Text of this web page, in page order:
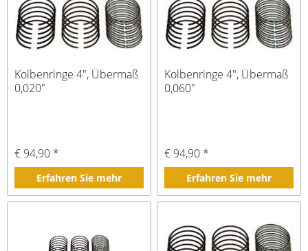
Kolbenringe 4", Übermaß
0,020"
€ 94,90 *
Erfahren Sie mehr
Kolbenringe 4", Übermaß
0,060"
€ 94,90 *
Erfahren Sie mehr